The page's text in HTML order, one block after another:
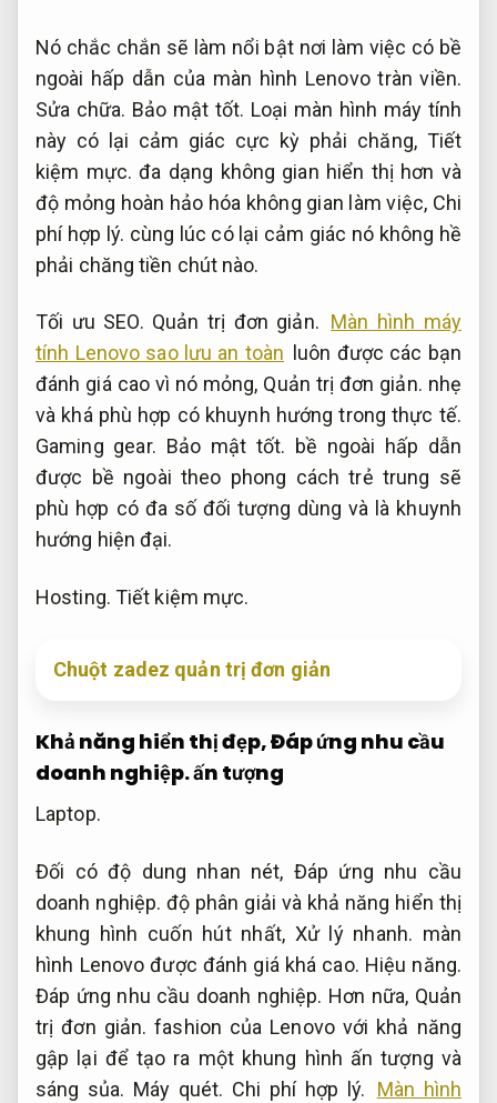
Nó chắc chắn sẽ làm nổi bật nơi làm việc có bề
ngoài hấp dẫn của màn hình Lenovo tràn viền.
Sửa chữa. Bảo mật tốt. Loại màn hình máy tính
này có lại cảm giác cực kỳ phải chăng, Tiết
kiệm mực. đa dạng không gian hiển thị hơn và
độ mỏng hoàn hảo hóa không gian làm việc, Chi
phí hợp lý. cùng lúc có lại cảm giác nó không hề
phải chăng tiền chút nào.
Tối ưu SEO. Quản trị đơn giản. Màn hình máy
tính Lenovo sao lưu an toàn
luôn được các bạn
đánh giá cao vì nó mỏng, Quản trị đơn giản. nhẹ
và khá phù hợp có khuynh hướng trong thực tế.
Gaming gear. Bảo mật tốt. bề ngoài hấp dẫn
được bề ngoài theo phong cách trẻ trung sẽ
phù hợp có đa số đối tượng dùng và là khuynh
hướng hiện đại.
Hosting. Tiết kiệm mực.
Chuột zadez quản trị đơn giản
Khả năng hiển thị đẹp,Đáp ứng nhu cầu
doanh nghiệp.ấn tượng
Laptop.
Đối có độ dung nhan nét, Đáp ứng nhu cầu
doanh nghiệp. độ phân giải và khả năng hiển thị
khung hình cuốn hút nhất, Xử lý nhanh. màn
hình Lenovo được đánh giá khá cao. Hiệu năng.
Đáp ứng nhu cầu doanh nghiệp. Hơn nữa, Quản
trị đơn giản. fashion của Lenovo với khả năng
gập lại để tạo ra một khung hình ấn tượng và
sáng sủa. Máy quét. Chi phí hợp lý.
Màn hình